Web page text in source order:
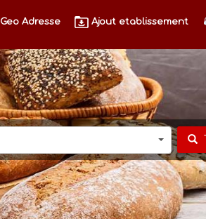
Geo Adresse Ajout etablissement